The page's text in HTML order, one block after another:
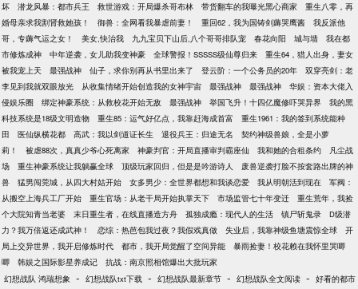
坏
潜龙风暴：都市兵王 救世游戏：开局爆杀哥布林 带货翻车的我曝光黑心商家
重生八零，再
婚母亲求我割肾救她孩！
御兽：全网看我暴虐前妻！ 重回62，我为国铸剑薅哭鹰酱
我反派他
哥，专薅气运之女！
美女,快治我 九九宝贝下山后,八个哥哥排队宠 春花向阳 城与墙
我在都
市修炼成神
中年逆袭，女儿助我变神豪 全球警报！SSSSS级仙尊归来
重生64，猎人出身，妻女
被我宠上天
最强战神 仙子，求你别再从书里出来了 登云阶：一个公务员的20年
双穿亮剑：老
李见到我就双眼放光
从收集情绪开始创造我的女神宇宙 最强战神 最强战神
华娱：资本大佬入
侵娱乐圈
绑定神豪系统：从救校花开始无敌 最强战神 举国飞升！十四亿魔修吓哭异界
我的黑
科技系统是18级文明造物
重生85：运气好亿点，我靠赶海成首富
重生1961：我的签到系统能种
田
医仙纵横花都 高武：我以剑道证长生 退役兵王：归途无名
契约神级兽娘，全是小萝
莉！
被虐88次，真真少爷心死离家 神豪判官：开局直播审判霸座仙 我和她的合租条约
凡尘战
场
重生神豪系统让我躺赢全球 顶级玩家回归，但是是吟游诗人
废兽逆袭打脸不按套路出牌的神
兽
猛男闯莞城，从四大村姑开始 女多男少：全世界都想和我谈恋爱 我从明朝活到现在
军阀：
从搬空上海兵工厂开始
重生官场：从老干局开始执掌天下 市场监管七十年变迁
重生荒年，我捡
个大院知青当老婆
末日重生者，在线直播造方舟 孤独成瘾：现代人的生活 镇尸斩鬼录
D级潜
力？我万倍返还成武神！
恋综：热芭包我过夜？我假戏真做 失业后，我靠神级鱼塘震惊全球
开
局上交异世界，我开启修炼时代
都市，我开局觉醒了空间异能
暴雨捡妻！校花赖在我怀里哭唧
唧
韩娱之国际影星养成记
抗战：南京照相馆爆出大批玩家
幻想战队 鸿瑞想象 - 幻想战队txt下载 - 幻想战队最新章节 - 幻想战队全文阅读 - 好看的都市